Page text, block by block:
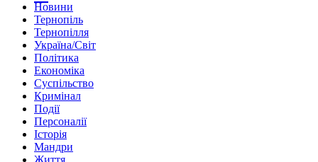
Новини
Тернопіль
Тернопілля
Україна/Світ
Політика
Економіка
Суспільство
Кримінал
Події
Персоналії
Історія
Мандри
Життя